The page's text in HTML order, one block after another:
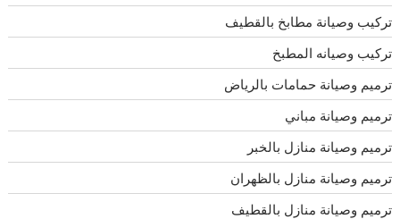
تركيب وصيانة مطابخ بالقطيف
تركيب وصيانه المطبخ
ترميم وصيانة حمامات بالرياض
ترميم وصيانة مباني
ترميم وصيانة منازل بالخبر
ترميم وصيانة منازل بالظهران
ترميم وصيانة منازل بالقطيف